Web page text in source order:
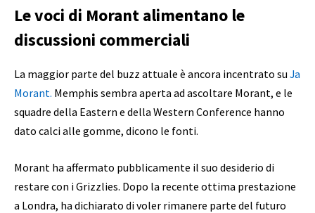
Le voci di Morant alimentano le
discussioni commerciali
La maggior parte del buzz attuale è ancora incentrato su Ja
Morant. Memphis sembra aperta ad ascoltare Morant, e le
squadre della Eastern e della Western Conference hanno
dato calci alle gomme, dicono le fonti.
Morant ha affermato pubblicamente il suo desiderio di
restare con i Grizzlies. Dopo la recente ottima prestazione
a Londra, ha dichiarato di voler rimanere parte del futuro